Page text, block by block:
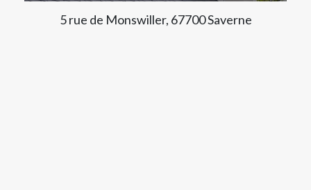
5 rue de Monswiller, 67700 Saverne